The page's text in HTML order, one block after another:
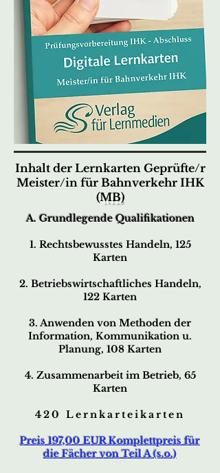
Inhalt der Lernkarten Geprüfte/r
Meister/in für Bahnverkehr IHK
(MB)
A. Grundlegende Qualifikationen
1. Rechtsbewusstes Handeln, 125
Karten
2. Betriebswirtschaftliches Handeln,
122 Karten
3. Anwenden von Methoden der
Information, Kommunikation u.
Planung, 108 Karten
4. Zusammenarbeit im Betrieb, 65
Karten
420 Lernkarteikarten
Preis 197,00 EUR Komplettpreis für
die Fächer von Teil A (s.o.)